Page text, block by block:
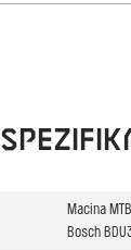
Macina
Bosch